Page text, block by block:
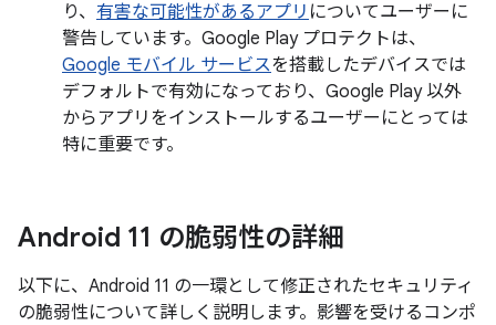
り、 有害な可能性があるアプリ についてユーザーに
警告しています。Google Play プロテクトは、
Google モバイル サービスを搭載したデバイスでは
デフォルトで有効になっており、Google Play 以外
からアプリをインストールするユーザーにとっては
特に重要です。
Android 11 の脆弱性の詳細
以下に、Android 11 の一環として修正されたセキュリティ
の脆弱性について詳しく説明します。影響を受けるコンポ